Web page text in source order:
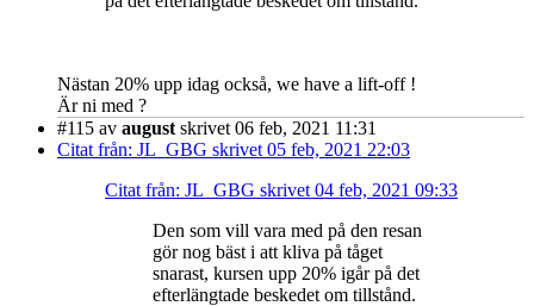
Nästan 20% upp idag också, we have a lift-off !
Är ni med ?
#115 av august skrivet 06 feb, 2021 11:31
Citat från: JL_GBG skrivet 05 feb, 2021 22:03
Citat från: JL_GBG skrivet 04 feb, 2021 09:33
Den som vill vara med på den resan
gör nog bäst i att kliva på tåget
snarast, kursen upp 20% igår på det
efterlängtade beskedet om tillstånd.